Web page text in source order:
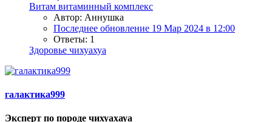
Витам витаминный комплекс
Автор: Аннушка
Последнее обновление 19 Мар 2024 в 12:00
Ответы: 1
Здоровье чихуахуа
галактика999
Эксперт по породе чихуахауа